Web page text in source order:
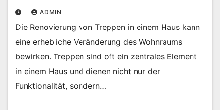
ADMIN
Die Renovierung von Treppen in einem Haus kann
eine erhebliche Veränderung des Wohnraums
bewirken. Treppen sind oft ein zentrales Element
in einem Haus und dienen nicht nur der
Funktionalität, sondern…